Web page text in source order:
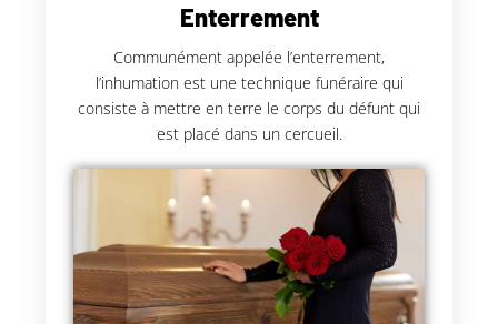
Enterrement
Communément appelée l’enterrement,
l’inhumation est une technique funéraire qui
consiste à mettre en terre le corps du défunt qui
est placé dans un cercueil.